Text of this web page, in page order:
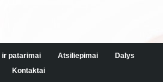
ir patarimai Atsiliepimai
Dalys
Kontaktai